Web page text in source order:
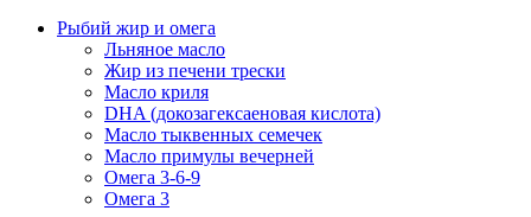
Рыбий жир и омега
Льняное масло
Жир из печени трески
Масло криля
DHA (докозагексаеновая кислота)
Масло тыквенных семечек
Масло примулы вечерней
Омега 3-6-9
Омега 3